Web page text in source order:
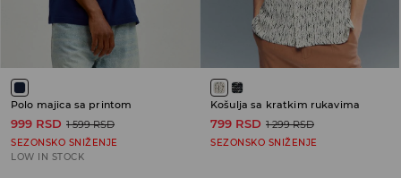
Polo majica sa printom
999 RSD 1 599 RSD
SEZONSKO SNIŽENJE
LOW IN STOCK
Košulja sa kratkim rukavima
799 RSD 1 299 RSD
SEZONSKO SNIŽENJE